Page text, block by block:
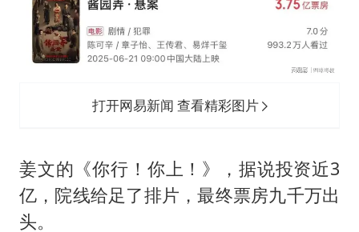
打开网易新闻 查看精彩图片
姜文的《你行！你上！》，据说投资近3
亿，院线给足了排片，最终票房九千万出
头。